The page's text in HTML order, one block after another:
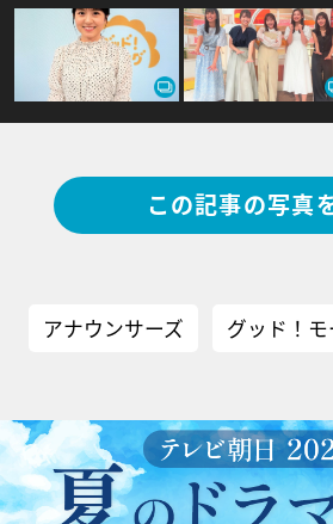
この記事の写真
アナウンサーズ グッド！